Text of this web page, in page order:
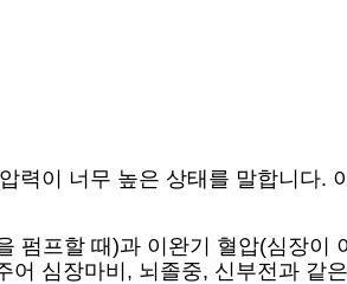
력이 너무 높은 상태를 말합니다.
펌프할 때)과 이완기 혈압(심장
심장마비, 뇌졸중, 신부전과 같